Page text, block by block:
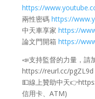
https://
兩性密碼 https://
中天車享家 https://
論文門開箱 https://
📣支持監督的力量，請
https://reurl.cc/pgZL9d
💵線上贊助中天
信用卡、ATM)